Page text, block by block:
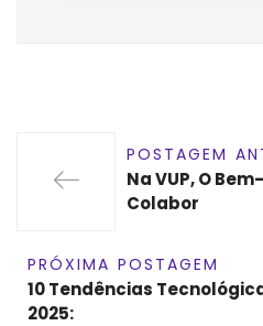
POSTAGEM
Na VUP, O
Colabor
PRÓXIMA POSTAGEM
10 Tendências
2025: